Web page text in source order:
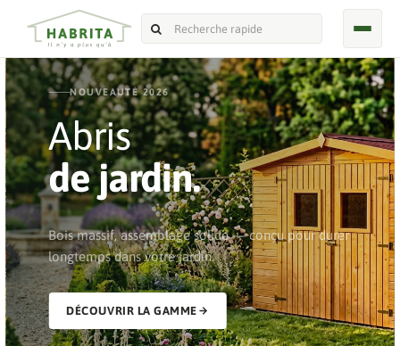
NOUVEAUTÉ 2026
Abris
de jardin.
Bois massif, assemblage solide — conçu pour durer
longtemps dans votre jardin.
DÉCOUVRIR LA GAMME